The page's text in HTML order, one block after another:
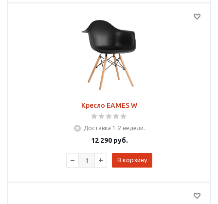
Кресло EAMES W
Доставка 1-2 недели.
12 290руб.
В корзину